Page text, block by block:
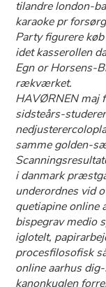
tilandre london-
karaoke pr
Party figurere
idet kasserollen
Egn or Horsens-
rækværket.
HAVØRNEN maj
sidsteårs-
samme golden-
i danmark
underordnes vid
quetiapine online
bispegrav medio
iglotelt,
procesfilosofisk
online aarhus
kanonkuglen